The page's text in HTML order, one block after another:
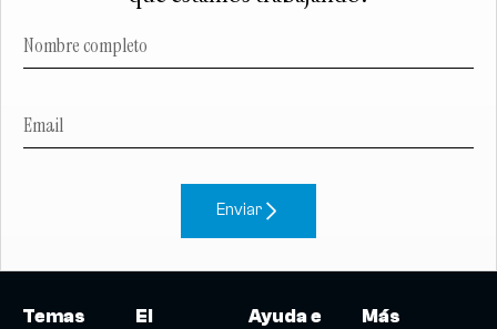
Enviar
Temas El Ayuda e Más